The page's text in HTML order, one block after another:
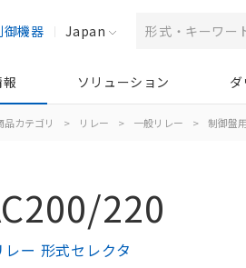
御機器 Japan
ソリューション
品カテゴリ > リレー > 一般リレー > 制御盤用
220
ー 形式セレクタ